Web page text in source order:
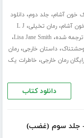
خون آشام، جلد دوم،دانلود
آشام،رمان تخیلی، L J
ترجمه شده،Lisa Jane Smith،
،داستان خارجی،رمان
رمان خارجی، خاطرات یک
دانلود کتاب
- جلد سوم (غضب)